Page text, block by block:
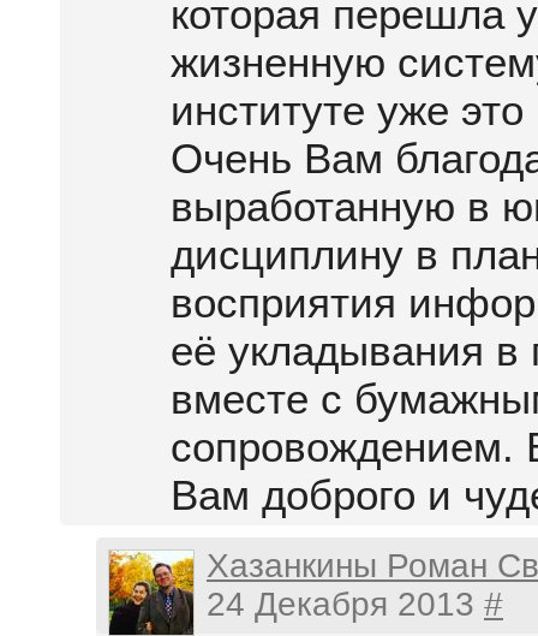
которая перешла
жизненную
институте уже
Очень Вам
выработанную в
дисциплину в
восприятия
её укладывания в
вместе с
сопровождением.
Вам доброго и
Хазанкины Роман
24 Декабря 2013 #